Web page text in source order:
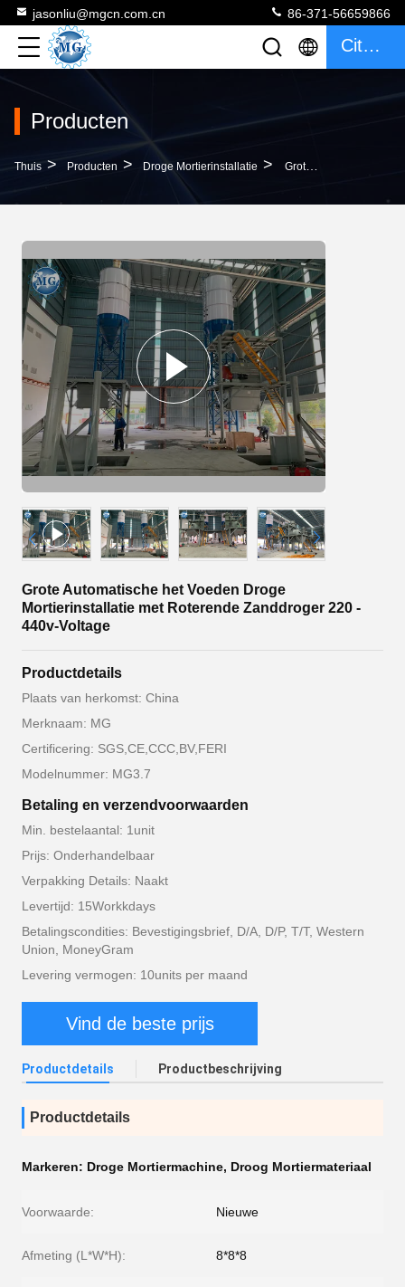
jasonliu@mgcn.com.cn 86-371-56659866
Citaat
Producten
Thuis > Producten > Droge Mortierinstallatie > Grote Automatische Het Voeden Droge Mortierinstallatie Met Roterende Zanddroger 220 - 440v-Voltage
Grote Automatische het Voeden Droge
Mortierinstallatie met Roterende Zanddroger 220 -
440v-Voltage
Productdetails
Plaats van herkomst: China
Merknaam: MG
Certificering: SGS,CE,CCC,BV,FERI
Modelnummer: MG3.7
Betaling en verzendvoorwaarden
Min. bestelaantal: 1unit
Prijs: Onderhandelbaar
Verpakking Details: Naakt
Levertijd: 15Workkdays
Betalingscondities: Bevestigingsbrief, D/A, D/P, T/T, Western
Union, MoneyGram
Levering vermogen: 10units per maand
Vind de beste prijs
Productdetails Productbeschrijving
Productdetails
Markeren: Droge Mortiermachine, Droog Mortiermateriaal
Voorwaarde: Nieuwe
Afmeting (L*W*H): 8*8*8